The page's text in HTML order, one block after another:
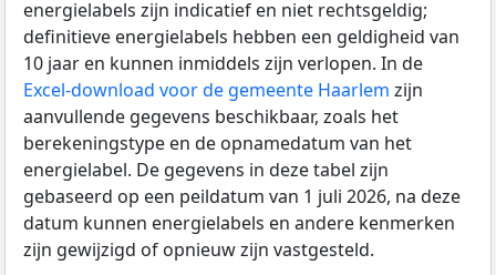
energielabels zijn indicatief en niet rechtsgeldig;
definitieve energielabels hebben een geldigheid van
10 jaar en kunnen inmiddels zijn verlopen. In de
Excel-download voor de gemeente Haarlem zijn
aanvullende gegevens beschikbaar, zoals het
berekeningstype en de opnamedatum van het
energielabel. De gegevens in deze tabel zijn
gebaseerd op een peildatum van 1 juli 2026, na deze
datum kunnen energielabels en andere kenmerken
zijn gewijzigd of opnieuw zijn vastgesteld.